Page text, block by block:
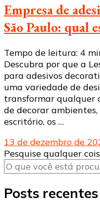
Empresa de
São Paulo: qual
Tempo de leitura: 4
Descubra por que a
para adesivos
uma variedade de
transformar qualquer
de decorar
escritório, os …
13 de dezembro de
Procurando
algo?
Pesquise qualquer
Posts recentes